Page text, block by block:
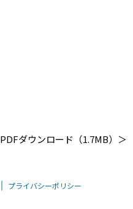
PDFダウンロード（1.7MB） ＞
プライバシーポリシー